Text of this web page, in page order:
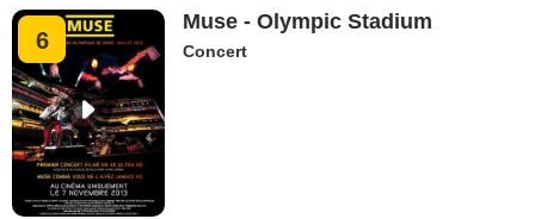
6
Muse - Olympic Stadium
Concert